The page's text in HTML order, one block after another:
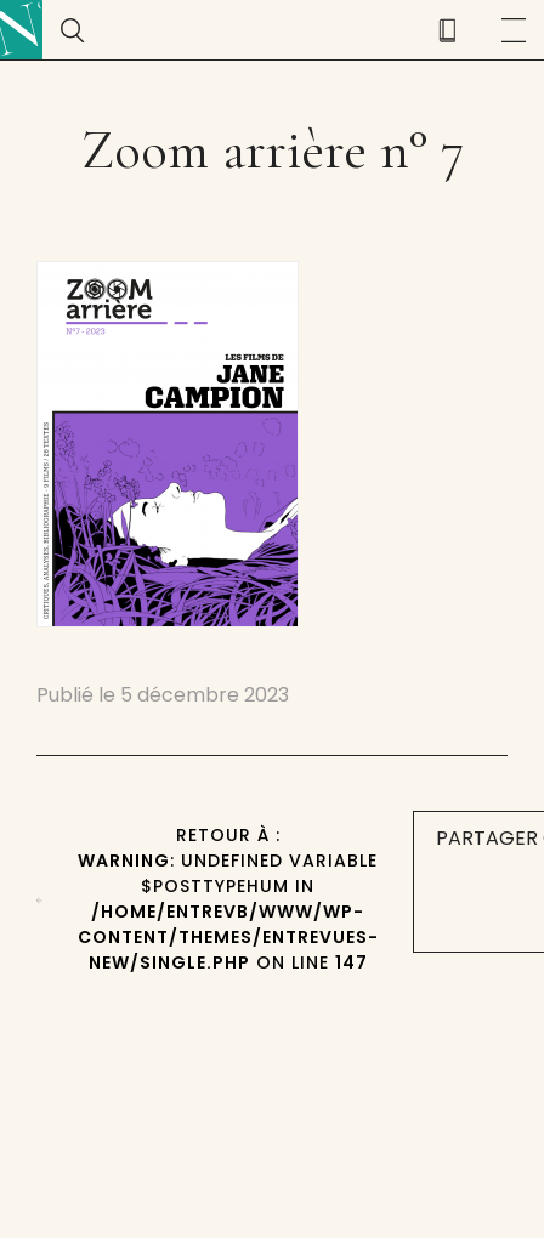
Zoom arrière n° 7
Publié le 5 décembre 2023
RETOUR À :
WARNING: UNDEFINED VARIABLE
$POSTTYPEHUM IN
/HOME/ENTREVB/WWW/WP-
CONTENT/THEMES/ENTREVUES-
NEW/SINGLE.PHP ON LINE 147